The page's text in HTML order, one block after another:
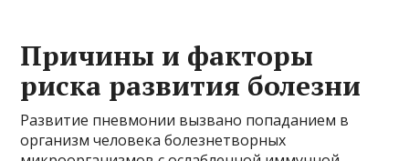
Причины и факторы
риска развития болезни
Развитие пневмонии вызвано попаданием в
организм человека болезнетворных